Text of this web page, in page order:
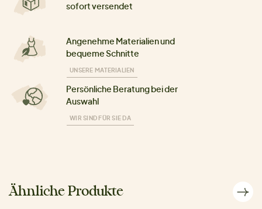
sofort versendet
Angenehme Materialien und
bequeme Schnitte
UNSERE MATERIALIEN
Persönliche Beratung bei der
Auswahl
WIR SIND FÜR SIE DA
Ähnliche Produkte